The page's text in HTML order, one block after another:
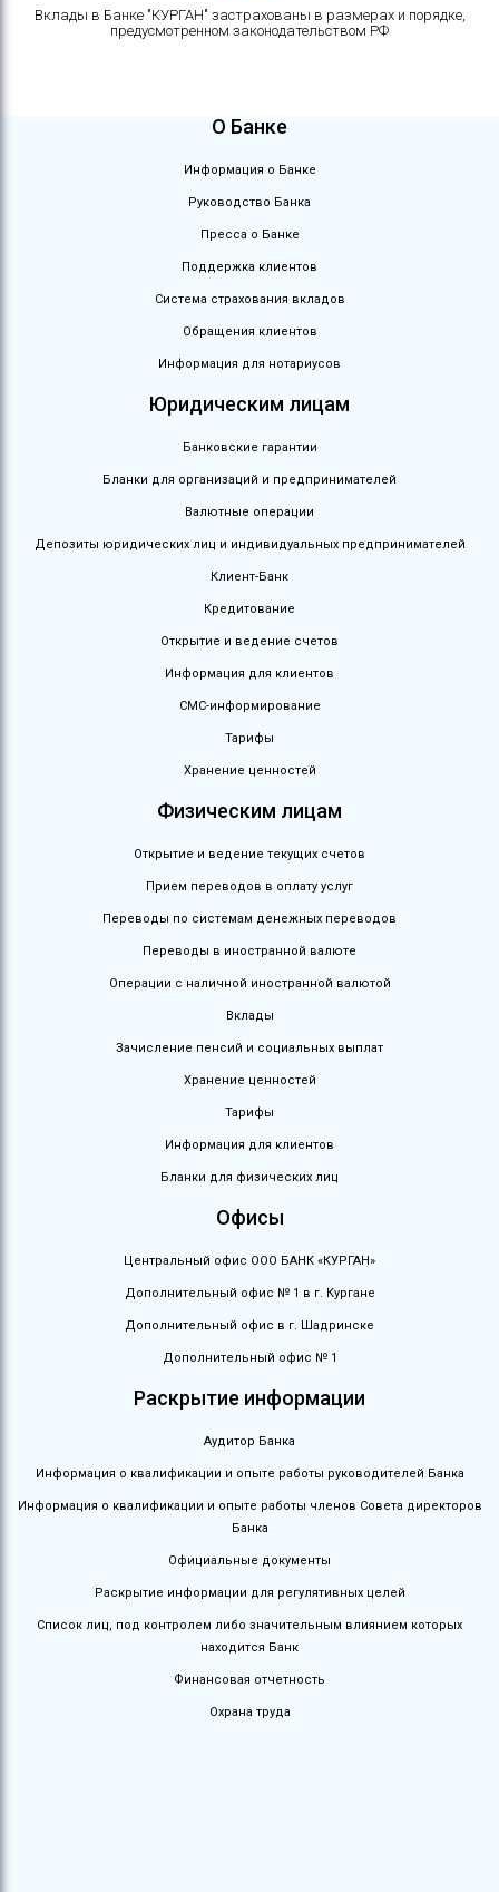
Вклады в Банке "КУРГАН" застрахованы в размерах и порядке,
предусмотренном законодательством РФ
О Банке
Информация о Банке
Руководство Банка
Пресса о Банке
Поддержка клиентов
Система страхования вкладов
Обращения клиентов
Информация для нотариусов
Юридическим лицам
Банковские гарантии
Бланки для организаций и предпринимателей
Валютные операции
Депозиты юридических лиц и индивидуальных предпринимателей
Клиент-Банк
Кредитование
Открытие и ведение счетов
Информация для клиентов
СМС-информирование
Тарифы
Хранение ценностей
Физическим лицам
Открытие и ведение текущих счетов
Прием переводов в оплату услуг
Переводы по системам денежных переводов
Переводы в иностранной валюте
Операции с наличной иностранной валютой
Вклады
Зачисление пенсий и социальных выплат
Хранение ценностей
Тарифы
Информация для клиентов
Бланки для физических лиц
Офисы
Центральный офис ООО БАНК «КУРГАН»
Дополнительный офис № 1 в г. Кургане
Дополнительный офис в г. Шадринске
Дополнительный офис № 1
Раскрытие информации
Аудитор Банка
Информация о квалификации и опыте работы руководителей Банка
Информация о квалификации и опыте работы членов Совета директоров
Банка
Официальные документы
Раскрытие информации для регулятивных целей
Список лиц, под контролем либо значительным влиянием которых
находится Банк
Финансовая отчетность
Охрана труда